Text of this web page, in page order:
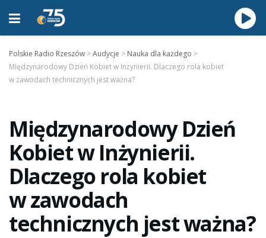
Polskie Radio Rzeszów >Audycje > Nauka dla każdego >
Międzynarodowy Dzień Kobiet w Inżynierii. Dlaczego rola kobiet
w zawodach technicznych jest ważna?
Międzynarodowy Dzień
Kobiet w Inżynierii.
Dlaczego rola kobiet
w zawodach
technicznych jest ważna?